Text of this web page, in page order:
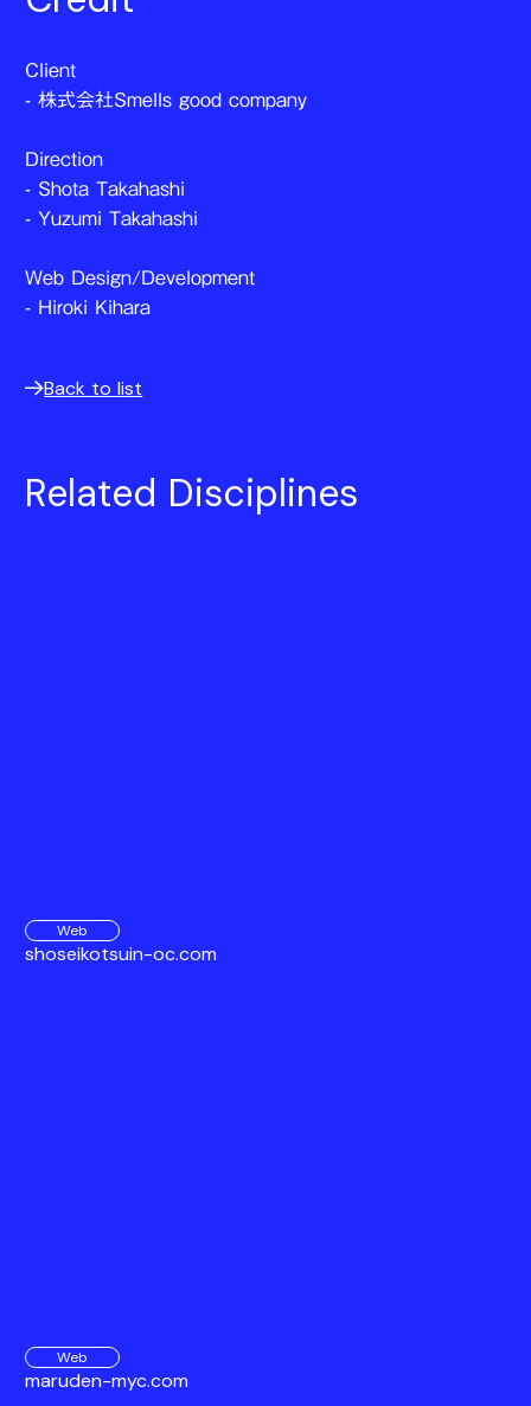
Client
- 株式会社Smells good company
Direction
- Shota Takahashi
- Yuzumi Takahashi
Web Design/Development
- Hiroki Kihara
Back to list
Related Disciplines
Web
shoseikotsuin-oc.com
Web
maruden-myc.com